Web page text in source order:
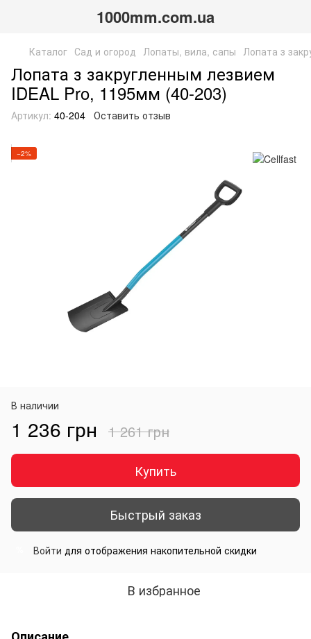
1000mm.com.ua
Каталог Сад и огород Лопаты, вила, сапы Лопата з
Лопата з закругленным лезвием
IDEAL Pro, 1195мм (40-203)
Артикул: 40-204 Оставить отзыв
−2%
В наличии
1 236 грн 1 261 грн
Купить
Быстрый заказ
Войти для отображения накопительной скидки
В избранное